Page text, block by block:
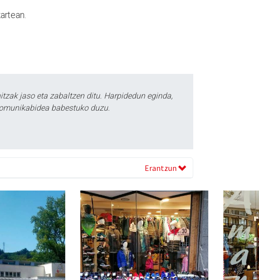
jaso eta zabaltzen ditu. Harpidedun eginda,
babestuko duzu.
Erantzun